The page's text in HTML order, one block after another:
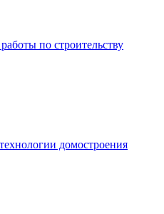
по строительству
домостроения